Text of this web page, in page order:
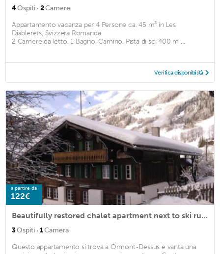
4Ospiti · 2Camere
Appartamento vacanza per 4 Persone ca. 45 m² in Les
Diablerets, Svizzera Romanda
2 Camere da letto, 1 Bagno, Camino, Pista di sci 400 m ...
Verifica disponibilità
a partire da
122€
Beautifully restored chalet apartment next to ski runs
3Ospiti · 1Camera
Questo appartamento si trova a Ormont-Dessus e vanta una